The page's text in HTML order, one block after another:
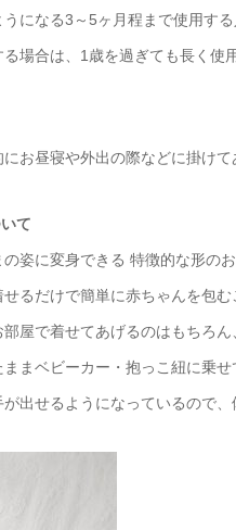
になる3～5ヶ月程まで使用する
場合は、1歳を過ぎても長く使
お昼寝や外出の際などに掛けて
て
姿に変身できる 特徴的な形のお
るだけで簡単に赤ちゃんを包む
屋で着せてあげるのはもちろん
まベビーカー・抱っこ紐に乗せ
出せるようになっているので